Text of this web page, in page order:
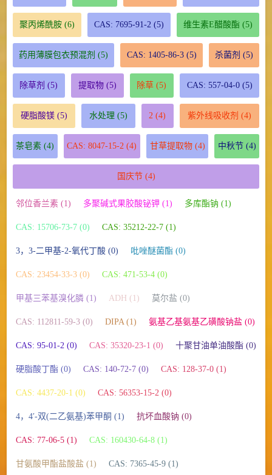
聚丙烯酰胺(6) CAS: 7695-91-2 (5) 维生素E醋酸酯 (5)
药用薄膜包衣预混剂 (5) CAS: 1405-86-3(5) 杀菌剂 (5)
除草剂 (5) 提取物(5) 除草 (5) CAS: 557-04-0(5)
硬脂酸镁(5) 水处理 (5) 2 (4) 紫外线吸收剂 (4)
茶皂素 (4) CAS: 8047-15-2 (4) 甘草提取物(4) 中秋节(4)
国庆节(4)
邻位香兰素 (1) 多聚碱式果胶酸铋钾 (1) 多库酯钠 (1)
CAS: 15706-73-7 (0) CAS: 35212-22-7 (1)
3，3-二甲基-2-氧代丁酸 (0) 吡唑醚菌酯 (0)
CAS: 23454-33-3 (0) CAS: 471-53-4 (0)
甲基三苯基溴化膦 (1) ADH (1) 莫尔盐 (0)
CAS: 112811-59-3 (0) DIPA (1) 氨基乙基氨基乙磺酸钠盐 (0)
CAS: 95-01-2 (0) CAS: 35320-23-1 (0) 十聚甘油单油酸酯 (0)
硬脂酸丁酯 (0) CAS: 140-72-7 (0) CAS: 128-37-0 (1)
CAS: 4437-20-1 (0) CAS: 56353-15-2 (0)
4，4′-双(二乙氨基)苯甲酮 (1) 抗坏血酸钠 (0)
CAS: 77-06-5 (1) CAS: 160430-64-8 (1)
甘氨酸甲酯盐酸盐 (1) CAS: 7365-45-9 (1)